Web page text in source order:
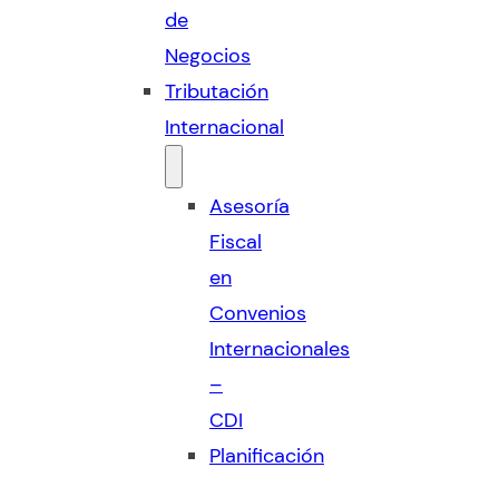
de
Negocios
Tributación
Internacional
Asesoría
Fiscal
en
Convenios
Internacionales
–
CDI
Planificación